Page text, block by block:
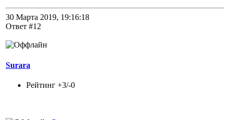
30 Марта 2019, 19:16:18
Ответ #12
Surara
Рейтинг +3/-0